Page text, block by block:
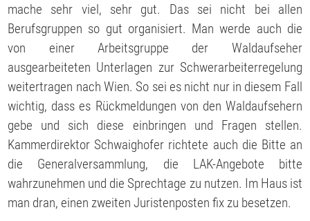
mache sehr viel, sehr gut. Das sei nicht bei allen
Berufsgruppen so gut organisiert. Man werde auch die
von einer Arbeitsgruppe der Waldaufseher
ausgearbeiteten Unterlagen zur Schwerarbeiterregelung
weitertragen nach Wien. So sei es nicht nur in diesem Fall
wichtig, dass es Rückmeldungen von den Waldaufsehern
gebe und sich diese einbringen und Fragen stellen.
Kammerdirektor Schwaighofer richtete auch die Bitte an
die Generalversammlung, die LAK-Angebote bitte
wahrzunehmen und die Sprechtage zu nutzen. Im Haus ist
man dran, einen zweiten Juristenposten fix zu besetzen.